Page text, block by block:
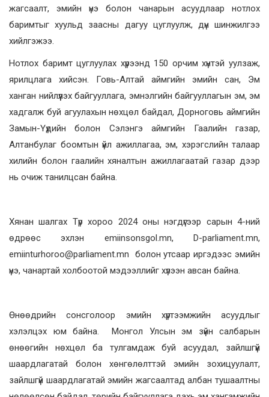
жагсаалт, эмийн үнэ болон чанарын асуудлаар нотлох
баримтыг хуульд заасны дагуу цуглуулж, дүн шинжилгээ
хийлгэжээ.
Нотлох баримт цуглуулах хүрээнд 150 орчим хүнтэй уулзаж,
ярилцлага хийсэн. Говь-Алтай аймгийн эмийн сан, Эм
ханган нийлүүлэх байгууллага, эмнэлгийн байгууллагын эм, эм
хадгалж буй агуулахын нөхцөл байдал, Дорноговь аймгийн
Замын-Үүдийн болон Сэлэнгэ аймгийн Гаалийн газар,
Алтанбулаг боомтын үйл ажиллагаа, эм, хэрэгслийн талаар
хилийн болон гаалийн хяналтын ажиллагаатай газар дээр
нь очиж танилцсан байна.
Хянан шалгах Түр хороо 2024 оны нэгдүгээр сарын 4-ний
өдрөөс эхлэн emiinsonsgol.mn, D-parliament.mn,
emiinturhoroo@parliament.mn болон утсаар иргэдээс эмийн
үнэ, чанартай холбоотой мэдээллийг хүлээн авсан байна.
Өнөөдрийн сонсголоор эмийн хүртээмжийн асуудлыг
хэлэлцэх юм байна. Монгол Улсын эм зүйн салбарын
өнөөгийн нөхцөл ба тулгамдаж буй асуудал, зайлшгүй
шаардлагатай болон хөнгөлөлттэй эмийн зохицуулалт,
зайлшгүй шаардлагатай эмийн жагсаалтад албан тушаалтны